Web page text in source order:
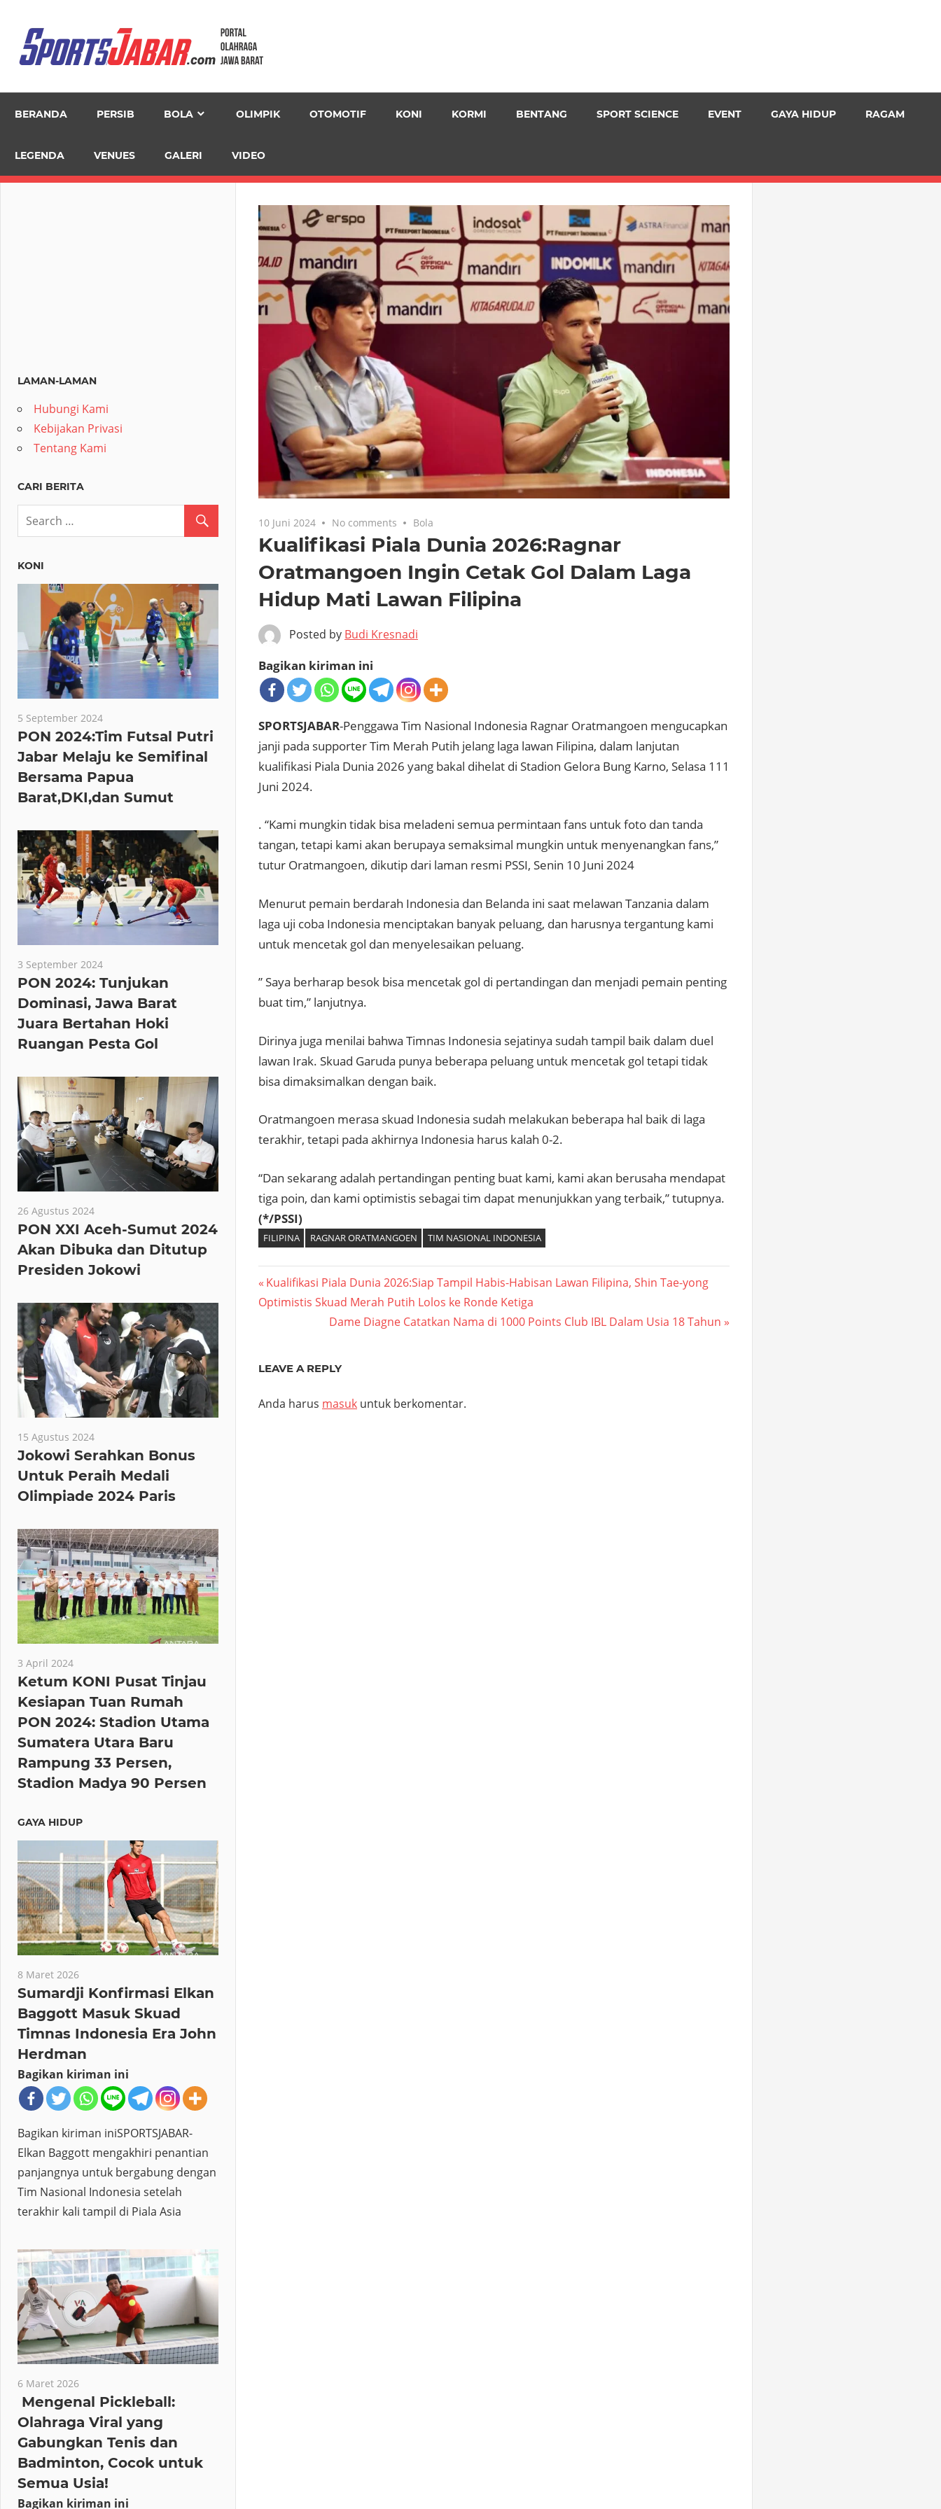
content
BERANDA PERSIB BOLA OLIMPIK OTOMOTIF KONI KORMI BENTANG SPORT SCIENCE EVENT GAYA HIDUP RAGAM
LEGENDA VENUES GALERI VIDEO
10 Juni 2024 No comments Bola
Kualifikasi Piala Dunia 2026:Ragnar
Oratmangoen Ingin Cetak Gol Dalam Laga
Hidup Mati Lawan Filipina
Posted by Budi Kresnadi
Bagikan kiriman ini
SPORTSJABAR-Penggawa Tim Nasional Indonesia Ragnar Oratmangoen mengucapkan
janji pada supporter Tim Merah Putih jelang laga lawan Filipina, dalam lanjutan
kualifikasi Piala Dunia 2026 yang bakal dihelat di Stadion Gelora Bung Karno, Selasa 111
Juni 2024.
. “Kami mungkin tidak bisa meladeni semua permintaan fans untuk foto dan tanda
tangan, tetapi kami akan berupaya semaksimal mungkin untuk menyenangkan fans,”
tutur Oratmangoen, dikutip dari laman resmi PSSI, Senin 10 Juni 2024
Menurut pemain berdarah Indonesia dan Belanda ini saat melawan Tanzania dalam
laga uji coba Indonesia menciptakan banyak peluang, dan harusnya tergantung kami
untuk mencetak gol dan menyelesaikan peluang.
” Saya berharap besok bisa mencetak gol di pertandingan dan menjadi pemain penting
buat tim,” lanjutnya.
Dirinya juga menilai bahwa Timnas Indonesia sejatinya sudah tampil baik dalam duel
lawan Irak. Skuad Garuda punya beberapa peluang untuk mencetak gol tetapi tidak
bisa dimaksimalkan dengan baik.
Oratmangoen merasa skuad Indonesia sudah melakukan beberapa hal baik di laga
terakhir, tetapi pada akhirnya Indonesia harus kalah 0-2.
“Dan sekarang adalah pertandingan penting buat kami, kami akan berusaha mendapat
tiga poin, dan kami optimistis sebagai tim dapat menunjukkan yang terbaik,” tutupnya.
(*/PSSI)
FILIPINA RAGNAR ORATMANGOEN TIM NASIONAL INDONESIA
Navigasi
pos
Previous
Post:
Kualifikasi Piala Dunia 2026:Siap Tampil Habis-Habisan Lawan Filipina, Shin Tae-yong
Optimistis Skuad Merah Putih Lolos ke Ronde Ketiga
Next
Dame Diagne Catatkan Nama di 1000 Points Club IBL Dalam Usia 18 Tahun
LEAVE A REPLY
Anda harus masuk untuk berkomentar.
LAMAN-LAMAN
Hubungi Kami
Kebijakan Privasi
Tentang Kami
CARI BERITA
KONI
5 September 2024
PON 2024:Tim Futsal Putri
Jabar Melaju ke Semifinal
Bersama Papua
Barat,DKI,dan Sumut
3 September 2024
PON 2024: Tunjukan
Dominasi, Jawa Barat
Juara Bertahan Hoki
Ruangan Pesta Gol
26 Agustus 2024
PON XXI Aceh-Sumut 2024
Akan Dibuka dan Ditutup
Presiden Jokowi
15 Agustus 2024
Jokowi Serahkan Bonus
Untuk Peraih Medali
Olimpiade 2024 Paris
3 April 2024
Ketum KONI Pusat Tinjau
Kesiapan Tuan Rumah
PON 2024: Stadion Utama
Sumatera Utara Baru
Rampung 33 Persen,
Stadion Madya 90 Persen
GAYA HIDUP
8 Maret 2026
Sumardji Konfirmasi Elkan
Baggott Masuk Skuad
Timnas Indonesia Era John
Herdman
Bagikan kiriman ini
Bagikan kiriman iniSPORTSJABAR-
Elkan Baggott mengakhiri penantian
panjangnya untuk bergabung dengan
Tim Nasional Indonesia setelah
terakhir kali tampil di Piala Asia
6 Maret 2026
Mengenal Pickleball:
Olahraga Viral yang
Gabungkan Tenis dan
Badminton, Cocok untuk
Semua Usia!
Bagikan kiriman ini